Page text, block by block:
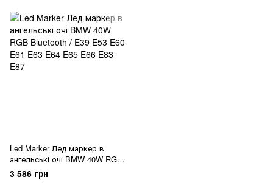
Led Marker Лед маркер в
ангельські очі BMW 40W RGB
Bluetooth / E39 E53 E60 E61
E63 E64 E65 E66 E83 E87
3 586 грн